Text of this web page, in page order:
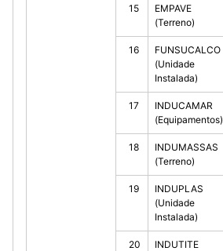
15
EMPAVE
(Terreno)
16
FUNSUCALCO
(Unidade
Instalada)
17
INDUCAMAR
(Equipamentos)
18
INDUMASSAS
(Terreno)
19
INDUPLAS
(Unidade
Instalada)
20
INDUTITE